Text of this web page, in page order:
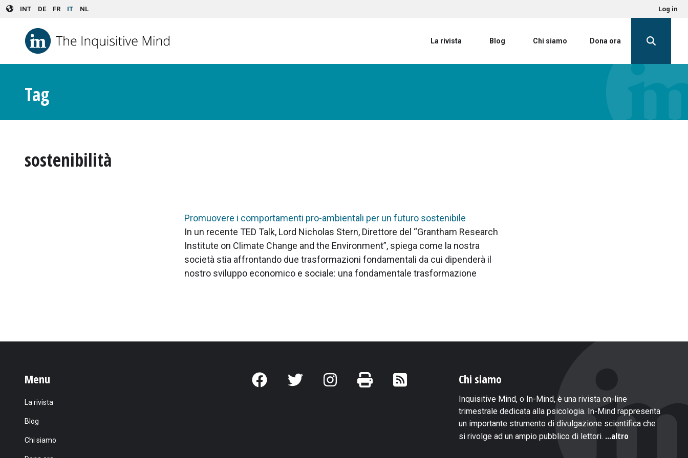
Skip to main content
INT DE FR IT NL Log in
La rivista Blog Chi siamo Dona ora
Tag
sostenibilità
Promuovere i comportamenti pro-ambientali per un futuro sostenibile
In un recente TED Talk, Lord Nicholas Stern, Direttore del “Grantham Research
Institute on Climate Change and the Environment”, spiega come la nostra
società stia affrontando due trasformazioni fondamentali da cui dipenderà il
nostro sviluppo economico e sociale: una fondamentale trasformazione
Menu
La rivista
Blog
Chi siamo
Chi siamo
Inquisitive Mind, o In-Mind, è una rivista on-line
trimestrale dedicata alla psicologia. In-Mind rappresenta
un importante strumento di divulgazione scientifica che
si rivolge ad un ampio pubblico di lettori. ...altro